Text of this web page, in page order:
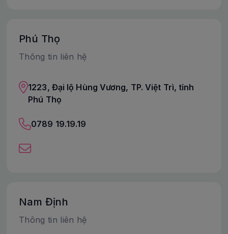
Phú Thọ
Thông tin liên hệ
1223, Đại lộ Hùng Vương, TP. Việt Trì, tỉnh
Phú Thọ
0789 19.19.19
Nam Định
Thông tin liên hệ